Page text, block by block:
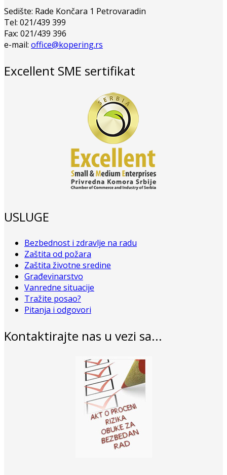
Sedište: Rade Končara 1 Petrovaradin
Tel: 021/439 399
Fax: 021/439 396
e-mail: office@kopering.rs
Excellent SME sertifikat
USLUGE
Bezbednost i zdravlje na radu
Zaštita od požara
Zaštita životne sredine
Građevinarstvo
Vanredne situacije
Tražite posao?
Pitanja i odgovori
Kontaktirajte nas u vezi sa...